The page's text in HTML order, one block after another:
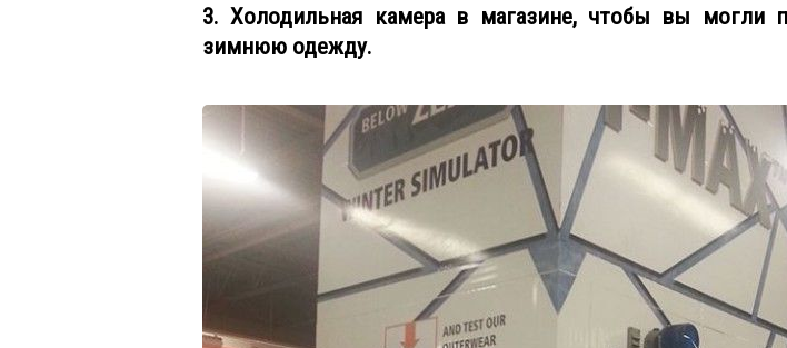
3. Холодильная камера в магазине, чтобы вы могли
зимнюю одежду.